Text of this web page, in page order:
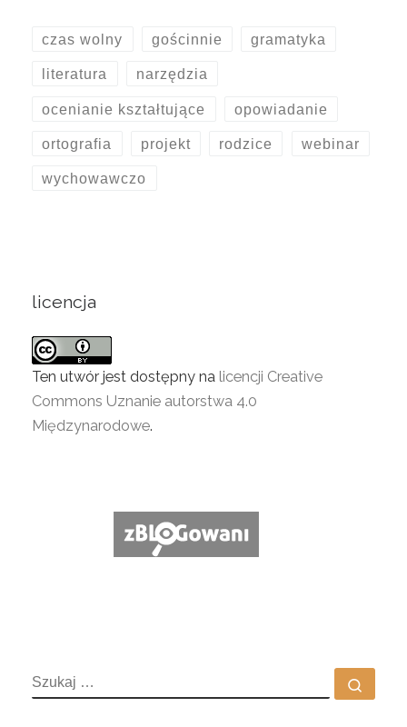
czas wolny gościnnie gramatyka
literatura narzędzia
ocenianie kształtujące opowiadanie
ortografia projekt rodzice webinar
wychowawczo
licencja
Ten utwór jest dostępny na licencji Creative
Commons Uznanie autorstwa 4.0
Międzynarodowe.
SZUKAJ